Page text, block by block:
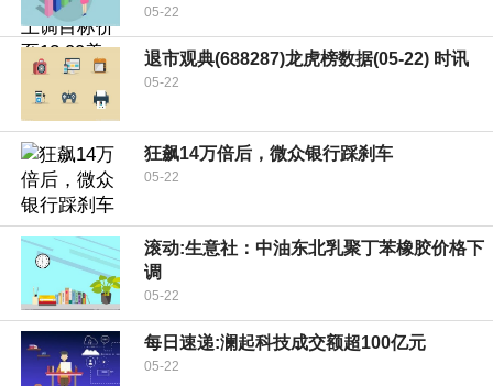
05-22
退市观典(688287)龙虎榜数据(05-22) 时讯
05-22
狂飙14万倍后，微众银行踩刹车
05-22
滚动:生意社：中油东北乳聚丁苯橡胶价格下
调
05-22
每日速递:澜起科技成交额超100亿元
05-22